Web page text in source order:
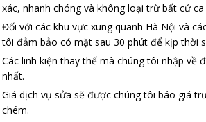
xác, nhanh chóng và không loại trừ bất cứ
Đối với các khu vực xung quanh Hà Nội và
tôi đảm bảo có mặt sau 30 phút để kịp thời
Các linh kiện thay thế mà chúng tôi nhập về
nhất.
Giá dịch vụ sửa sẽ được chúng tôi báo giá
chém.